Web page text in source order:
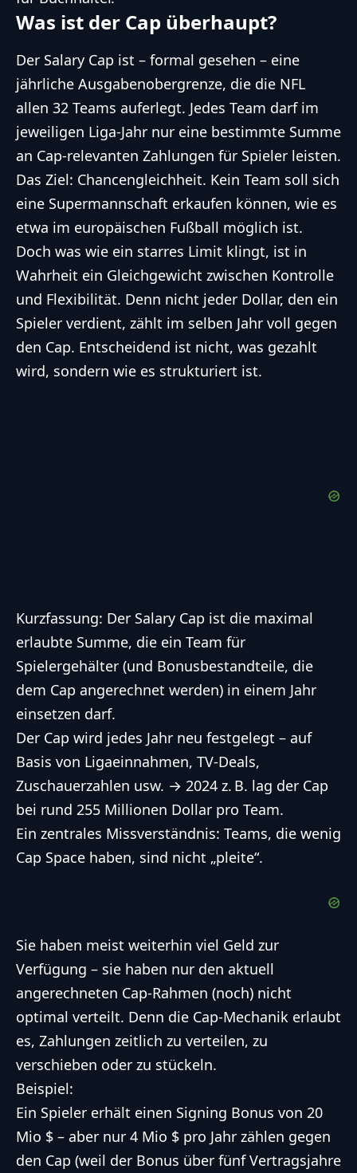
Was ist der Cap überhaupt?
Der Salary Cap ist – formal gesehen – eine
jährliche Ausgabenobergrenze, die die NFL
allen 32 Teams auferlegt. Jedes Team darf im
jeweiligen Liga-Jahr nur eine bestimmte Summe
an Cap-relevanten Zahlungen für Spieler leisten.
Das Ziel: Chancengleichheit. Kein Team soll sich
eine Supermannschaft erkaufen können, wie es
etwa im europäischen Fußball möglich ist.
Doch was wie ein starres Limit klingt, ist in
Wahrheit ein Gleichgewicht zwischen Kontrolle
und Flexibilität. Denn nicht jeder Dollar, den ein
Spieler verdient, zählt im selben Jahr voll gegen
den Cap. Entscheidend ist nicht, was gezahlt
wird, sondern wie es strukturiert ist.
Kurzfassung: Der Salary Cap ist die maximal
erlaubte Summe, die ein Team für
Spielergehälter (und Bonusbestandteile, die
dem Cap angerechnet werden) in einem Jahr
einsetzen darf.
Der Cap wird jedes Jahr neu festgelegt – auf
Basis von Ligaeinnahmen, TV-Deals,
Zuschauerzahlen usw. → 2024 z. B. lag der Cap
bei rund 255 Millionen Dollar pro Team.
Ein zentrales Missverständnis: Teams, die wenig
Cap Space haben, sind nicht „pleite“.
Sie haben meist weiterhin viel Geld zur
Verfügung – sie haben nur den aktuell
angerechneten Cap-Rahmen (noch) nicht
optimal verteilt. Denn die Cap-Mechanik erlaubt
es, Zahlungen zeitlich zu verteilen, zu
verschieben oder zu stückeln.
Beispiel:
Ein Spieler erhält einen Signing Bonus von 20
Mio $ – aber nur 4 Mio $ pro Jahr zählen gegen
den Cap (weil der Bonus über fünf Vertragsjahre